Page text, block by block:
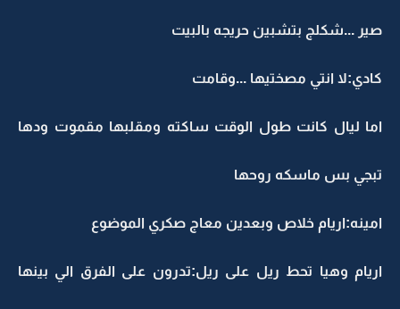
صير ...شكلج بتشبين حريجه بالبيت
كادي:لا انتي مصختيها ...وقامت
اما ليال كانت طول الوقت ساكته ومقلبها مقموت ودها
تبجي بس ماسكه روحها
امينه:اريام خلاص وبعدين معاج صكري الموضوع
اريام وهيا تحط ريل على ريل:تدرون على الفرق الي بينها